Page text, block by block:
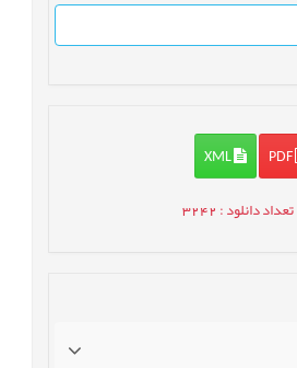
XML
تعداد دانلود: 3242